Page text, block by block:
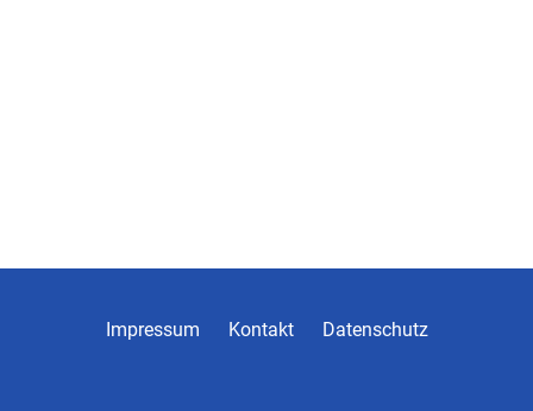
Impressum Kontakt Datenschutz